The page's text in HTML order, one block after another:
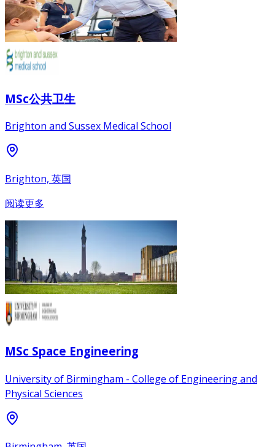
MSc公共卫生
Brighton and Sussex Medical School
Brighton, 英国
阅读更多
MSc Space Engineering
University of Birmingham - College of Engineering and
Physical Sciences